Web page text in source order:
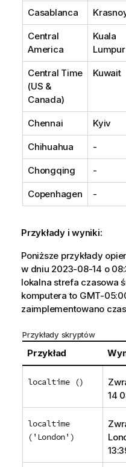
Casablanca
Central
America
Kuala
Lumpur
Central Time
(US &
Canada)
Kuwait
Chennai Kyiv
Chihuahua -
Chongqing -
Copenhagen -
Przykłady i wyniki:
Poniższe przykłady
w dniu 2023-08-14 o
lokalna strefa czasowa
komputera to GMT-
zaimplementowano
Przykłady skryptów
Przykład
localtime ()
14
localtime
('London')